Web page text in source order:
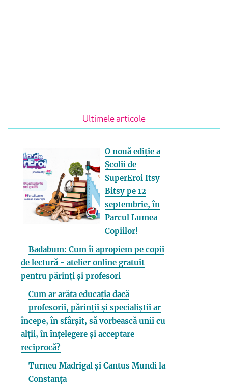
Ultimele articole
O nouă ediție a
Școlii de
SuperEroi Itsy
Bitsy pe 12
septembrie, în
Parcul Lumea
Copiilor!
Badabum: Cum îi apropiem pe copii
de lectură - atelier online gratuit
pentru părinți și profesori
Cum ar arăta educația dacă
profesorii, părinții și specialiștii ar
începe, în sfârșit, să vorbească unii cu
alții, în înțelegere și acceptare
reciprocă?
Turneu Madrigal și Cantus Mundi la
Constanța